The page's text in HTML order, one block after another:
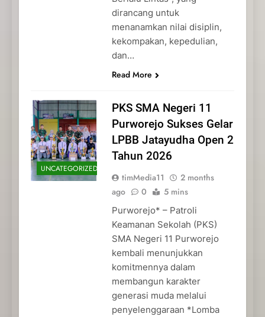
dirancang untuk
menanamkan nilai disiplin,
kekompakan, kepedulian,
dan…
Read More
UNCATEGORIZED
PKS SMA Negeri 11
Purworejo Sukses Gelar
LPBB Jatayudha Open 2
Tahun 2026
timMedia11
2 months
ago
0 5 mins
Purworejo* – Patroli
Keamanan Sekolah (PKS)
SMA Negeri 11 Purworejo
kembali menunjukkan
komitmennya dalam
membangun karakter
generasi muda melalui
penyelenggaraan *Lomba